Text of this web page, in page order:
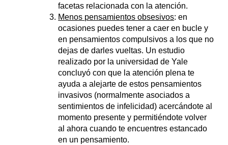
facetas relacionada con la atención.
Menos pensamientos obsesivos: en
ocasiones puedes tener a caer en bucle y
en pensamientos compulsivos a los que no
dejas de darles vueltas. Un estudio
realizado por la universidad de Yale
concluyó con que la atención plena te
ayuda a alejarte de estos pensamientos
invasivos (normalmente asociados a
sentimientos de infelicidad) acercándote al
momento presente y permitiéndote volver
al ahora cuando te encuentres estancado
en un pensamiento.